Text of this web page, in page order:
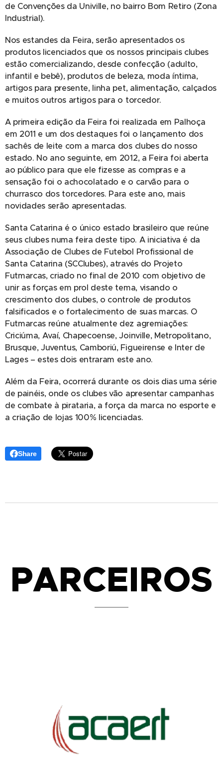
de Convenções da Univille, no bairro Bom Retiro (Zona
Industrial).
Nos estandes da Feira, serão apresentados os
produtos licenciados que os nossos principais clubes
estão comercializando, desde confecção (adulto,
infantil e bebê), produtos de beleza, moda íntima,
artigos para presente, linha pet, alimentação, calçados
e muitos outros artigos para o torcedor.
A primeira edição da Feira foi realizada em Palhoça
em 2011 e um dos destaques foi o lançamento dos
sachês de leite com a marca dos clubes do nosso
estado. No ano seguinte, em 2012, a Feira foi aberta
ao público para que ele fizesse as compras e a
sensação foi o achocolatado e o carvão para o
churrasco dos torcedores. Para este ano, mais
novidades serão apresentadas.
Santa Catarina é o único estado brasileiro que reúne
seus clubes numa feira deste tipo. A iniciativa é da
Associação de Clubes de Futebol Profissional de
Santa Catarina (SCClubes), através do Projeto
Futmarcas, criado no final de 2010 com objetivo de
unir as forças em prol deste tema, visando o
crescimento dos clubes, o controle de produtos
falsificados e o fortalecimento de suas marcas. O
Futmarcas reúne atualmente dez agremiações:
Criciúma, Avaí, Chapecoense, Joinville, Metropolitano,
Brusque, Juventus, Camboriú, Figueirense e Inter de
Lages – estes dois entraram este ano.
Além da Feira, ocorrerá durante os dois dias uma série
de painéis, onde os clubes vão apresentar campanhas
de combate à pirataria, a força da marca no esporte e
a criação de lojas 100% licenciadas.
Share
PARCEIROS